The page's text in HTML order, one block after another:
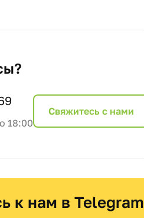
18:00
Cвяжитесь с нами
к нам в Telegram